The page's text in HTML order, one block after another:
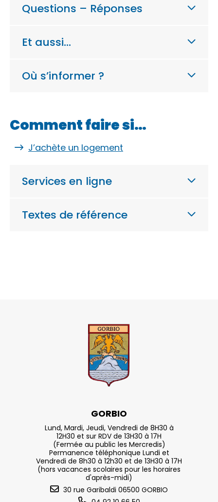
Questions – Réponses
Et aussi…
Où s’informer ?
Comment faire si…
J’achète un logement
Services en ligne
Textes de référence
GORBIO
Lund, Mardi, Jeudi, Vendredi de 8H30 à
12H30 et sur RDV de 13H30 à 17H
(Fermée au public les Mercredis)
Permanence téléphonique Lundi et
Vendredi de 8h30 à 12h30 et de 13H30 à 17H
(hors vacances scolaires pour les horaires
d'après-midi)
30 rue Garibaldi 06500 GORBIO